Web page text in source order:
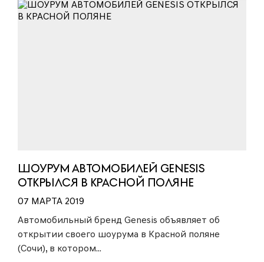
ШОУРУМ АВТОМОБИЛЕЙ GENESIS
ОТКРЫЛСЯ В КРАСНОЙ ПОЛЯНЕ
07 МАРТА 2019
Автомобильный бренд Genesis объявляет об
открытии своего шоурума в Красной поляне
(Сочи), в котором...